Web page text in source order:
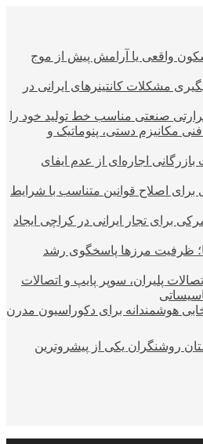
واقعی یا آرامش پیش از موج
مشکلات کانتینرهای ایرانی در
صنعتی مناسب خط تولید خود را
مکانیزم دستی، پنوماتیک و
بازرگانی اجاره‌ای از عدم ایفای
اصلاح قوانین متناسب با شرایط
برای تجار ایرانی در کراچی ایجاد
ظرفیت مرزها پاسخگوی رشد
پلیران، سوپر پایپ و اتصالات
هوشمندانه برای دکوراسیون مدرن
روشنگران یکی از پیشروترین